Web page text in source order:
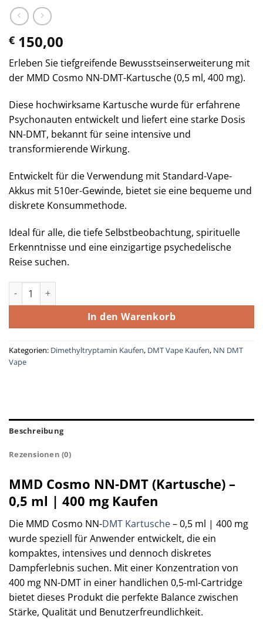
€ 150,00
Erleben Sie tiefgreifende Bewusstseinserweiterung mit
der MMD Cosmo NN-DMT-Kartusche (0,5 ml, 400 mg).
Diese hochwirksame Kartusche wurde für erfahrene
Psychonauten entwickelt und liefert eine starke Dosis
NN-DMT, bekannt für seine intensive und
transformierende Wirkung.
Entwickelt für die Verwendung mit Standard-Vape-
Akkus mit 510er-Gewinde, bietet sie eine bequeme und
diskrete Konsummethode.
Ideal für alle, die tiefe Selbstbeobachtung, spirituelle
Erkenntnisse und eine einzigartige psychedelische
Reise suchen.
MMD Cosmo NN-DMT (Kartusche) 0,5 ml | 400 mg Menge
In den Warenkorb
Kategorien: Dimethyltryptamin Kaufen, DMT Vape Kaufen, NN DMT
Vape
Beschreibung
Rezensionen (0)
MMD Cosmo NN-DMT (Kartusche) –
0,5 ml | 400 mg Kaufen
Die MMD Cosmo NN-DMT Kartusche– 0,5 ml | 400 mg
wurde speziell für Anwender entwickelt, die ein
kompaktes, intensives und dennoch diskretes
Dampferlebnis suchen. Mit einer Konzentration von
400 mg NN-DMT in einer handlichen 0,5-ml-Cartridge
bietet dieses Produkt die perfekte Balance zwischen
Stärke, Qualität und Benutzerfreundlichkeit.